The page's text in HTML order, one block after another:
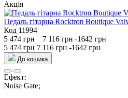
Акція
Педаль гітарна Rocktron Boutique
Код 11994
5 474 грн 7 116 грн -1642 грн
5 474 грн 7 116 грн -1642 грн
До кошика
Ефект:
Noise Gate;